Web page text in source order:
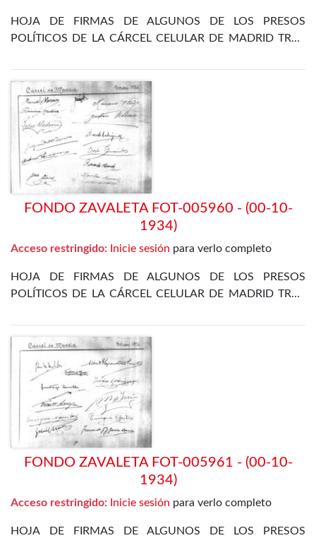
HOJA DE FIRMAS DE ALGUNOS DE LOS PRESOS
POLÍTICOS DE LA CÁRCEL CELULAR DE MADRID TRAS
FONDO ZAVALETA FOT-005960 - (00-10-
1934)
Acceso restringido: Inicie sesión para verlo completo
HOJA DE FIRMAS DE ALGUNOS DE LOS PRESOS
POLÍTICOS DE LA CÁRCEL CELULAR DE MADRID TRAS
FONDO ZAVALETA FOT-005961 - (00-10-
1934)
Acceso restringido: Inicie sesión para verlo completo
HOJA DE FIRMAS DE ALGUNOS DE LOS PRESOS